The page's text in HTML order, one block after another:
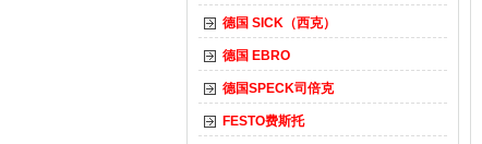
德国 SICK（西克）
德国 EBRO
德国SPECK司倍克
FESTO费斯托